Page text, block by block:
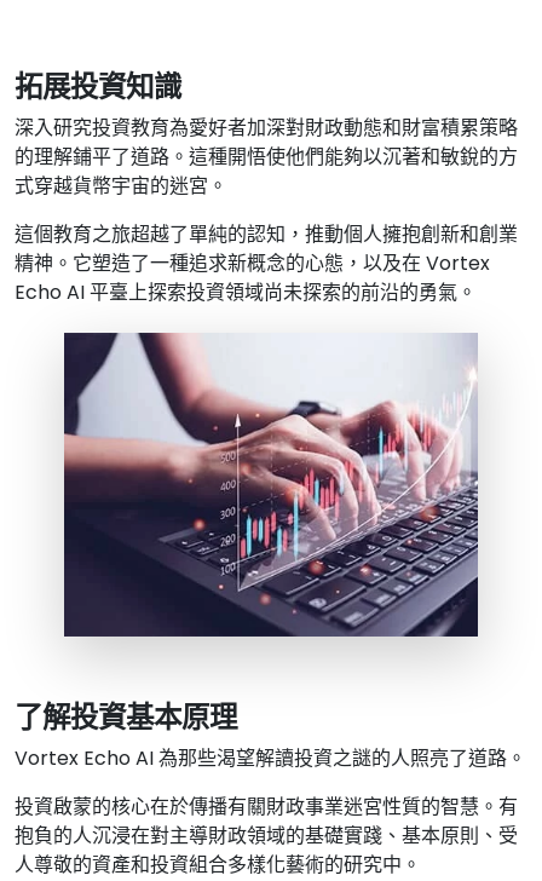
拓展投資知識
深入研究投資教育為愛好者加深對財政動態和財富積累策略
的理解鋪平了道路。這種開悟使他們能夠以沉著和敏銳的方
式穿越貨幣宇宙的迷宮。
這個教育之旅超越了單純的認知，推動個人擁抱創新和創業
精神。它塑造了一種追求新概念的心態，以及在 Vortex
Echo AI 平臺上探索投資領域尚未探索的前沿的勇氣。
了解投資基本原理
Vortex Echo AI 為那些渴望解讀投資之謎的人照亮了道路。
投資啟蒙的核心在於傳播有關財政事業迷宮性質的智慧。有
抱負的人沉浸在對主導財政領域的基礎實踐、基本原則、受
人尊敬的資產和投資組合多樣化藝術的研究中。